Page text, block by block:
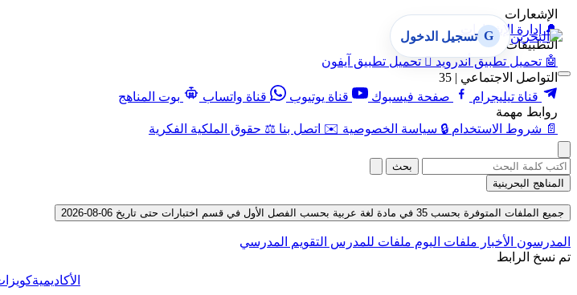
الإشعارات
🔔 إدارة الإشعارات
التطبيقات
🤖 تحميل تطبيق أندرويد  تحميل تطبيق آيفون
التواصل الاجتماعي | 35
قناة تيليجرام
صفحة فيسبوك قناة يوتيوب قناة واتساب
بوت المناهج
روابط مهمة
📄 شروط الاستخدام 🔒 سياسة الخصوصية ✉️ اتصل بنا ⚖️ حقوق الملكية الفكرية
G تسجيل الدخول
بحث
المناهج البحرينية
جميع الملفات المتوفرة بحسب 35 في مادة لغة عربية بحسب الفصل الأول في قسم اختبارات حتى تاريخ 06-08-2026
المدرسون الأخبار ملفات اليوم ملفات للمدرس التقويم المدرسي
تم نسخ الرابط
الأكاديمية